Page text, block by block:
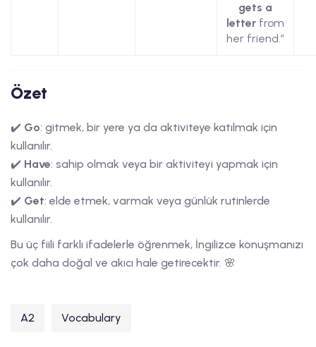
gets a
letter from
her friend.”
Özet
✔️ Go: gitmek, bir yere ya da aktiviteye katılmak için
kullanılır.
✔️ Have: sahip olmak veya bir aktiviteyi yapmak için
kullanılır.
✔️ Get: elde etmek, varmak veya günlük rutinlerde
kullanılır.
Bu üç fiili farklı ifadelerle öğrenmek, İngilizce konuşmanızı
çok daha doğal ve akıcı hale getirecektir. 🌸
A2 Vocabulary